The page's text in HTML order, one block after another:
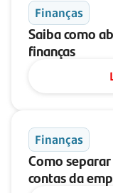
Finanças
Saiba como
finanças
Finanças
Como
contas da